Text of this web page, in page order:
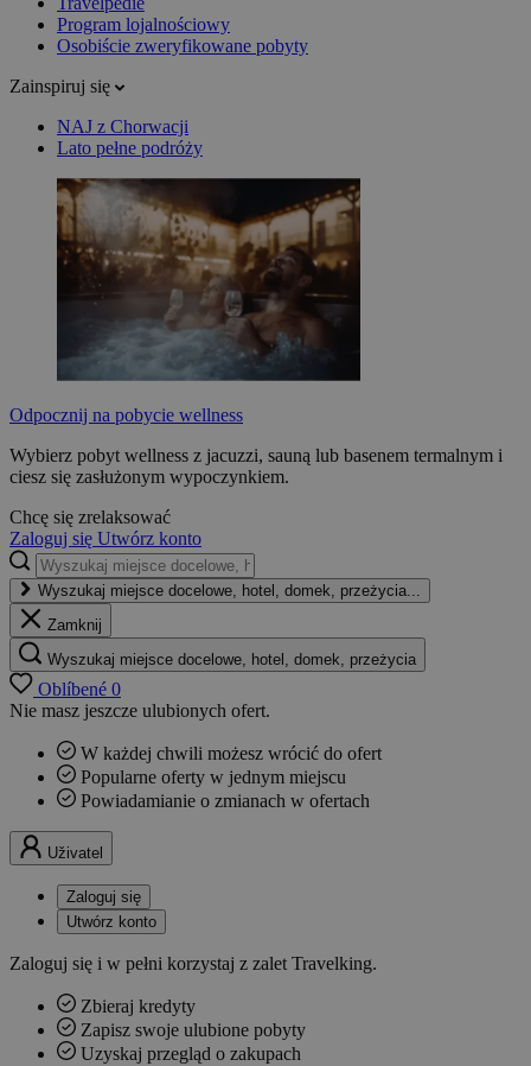
Program lojalnościowy
Osobiście zweryfikowane pobyty
Zainspiruj się
NAJ z Chorwacji
Lato pełne podróży
Odpocznij na pobycie wellness
Wybierz pobyt wellness z jacuzzi, sauną lub basenem termalnym i
ciesz się zasłużonym wypoczynkiem.
Chcę się zrelaksować
Zaloguj się Utwórz konto
Wyszukaj miejsce docelowe, hotel, domek, przeżycia...
Zamknij
Wyszukaj miejsce docelowe, hotel, domek, przeżycia
Oblíbené 0
Nie masz jeszcze ulubionych ofert.
W każdej chwili możesz wrócić do ofert
Popularne oferty w jednym miejscu
Powiadamianie o zmianach w ofertach
Uživatel
Zaloguj się
Utwórz konto
Zaloguj się i w pełni korzystaj z zalet Travelking.
Zbieraj kredyty
Zapisz swoje ulubione pobyty
Uzyskaj przegląd o zakupach